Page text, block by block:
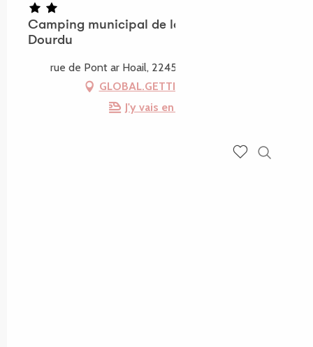
Camping municipal de la Vallée du
Dourdu
rue de Pont ar Hoail, 22450 Kermaria-Sulard
GLOBAL.GETTING_THERE
J'y vais en train !